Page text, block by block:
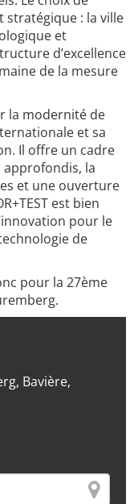
stratégique : la ville
et
d’excellence
de la mesure
la modernité de
et sa
Il offre un cadre
approfondis, la
et une ouverture
est bien
pour le
de
pour la 27ème
Bavière,